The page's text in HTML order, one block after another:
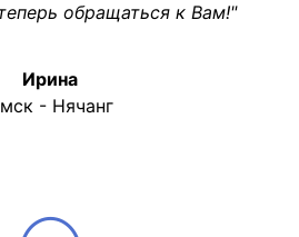
обращаться к Вам!"
Ирина
- Нячанг